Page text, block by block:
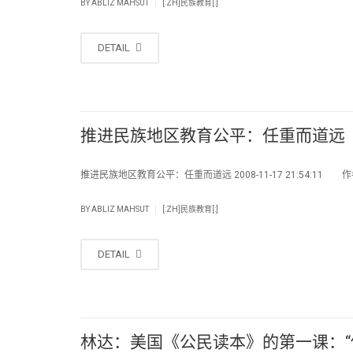
BYABLIZ MAHSUT [:ZH]民族教育[:]
DETAIL
推进民族地区教育公平：任重而道远
推进民族地区教育公平：任重而道远 2008-11-17 21:54:11
BYABLIZ MAHSUT [:ZH]民族教育[:]
DETAIL
林达：美国《公民读本》的第一课：“